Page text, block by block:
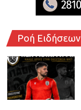
Ροή Ειδήσεων